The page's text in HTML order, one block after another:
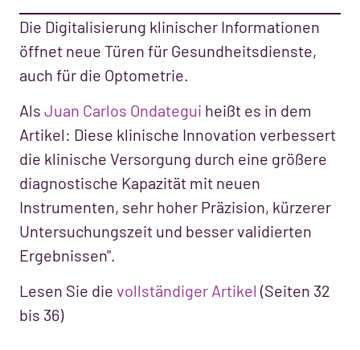
Die Digitalisierung klinischer Informationen
öffnet neue Türen für Gesundheitsdienste,
auch für die Optometrie.
Als Juan Carlos Ondategui heißt es in dem
Artikel: Diese klinische Innovation verbessert
die klinische Versorgung durch eine größere
diagnostische Kapazität mit neuen
Instrumenten, sehr hoher Präzision, kürzerer
Untersuchungszeit und besser validierten
Ergebnissen".
Lesen Sie die vollständiger Artikel (Seiten 32
bis 36)